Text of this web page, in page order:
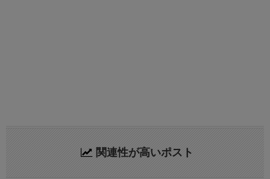
関連性が高いポスト